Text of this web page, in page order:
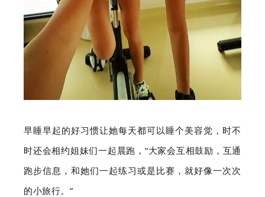
早睡早起的好习惯让她每天都可以睡个美容觉，时不
时还会相约姐妹们一起晨跑，“大家会互相鼓励，互通
跑步信息，和她们一起练习或是比赛，就好像一次次
的小旅行。”